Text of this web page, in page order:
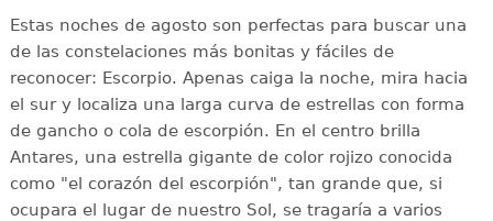
Estas noches de agosto son perfectas para buscar una
de las constelaciones más bonitas y fáciles de
reconocer: Escorpio. Apenas caiga la noche, mira hacia
el sur y localiza una larga curva de estrellas con forma
de gancho o cola de escorpión. En el centro brilla
Antares, una estrella gigante de color rojizo conocida
como "el corazón del escorpión", tan grande que, si
ocupara el lugar de nuestro Sol, se tragaría a varios